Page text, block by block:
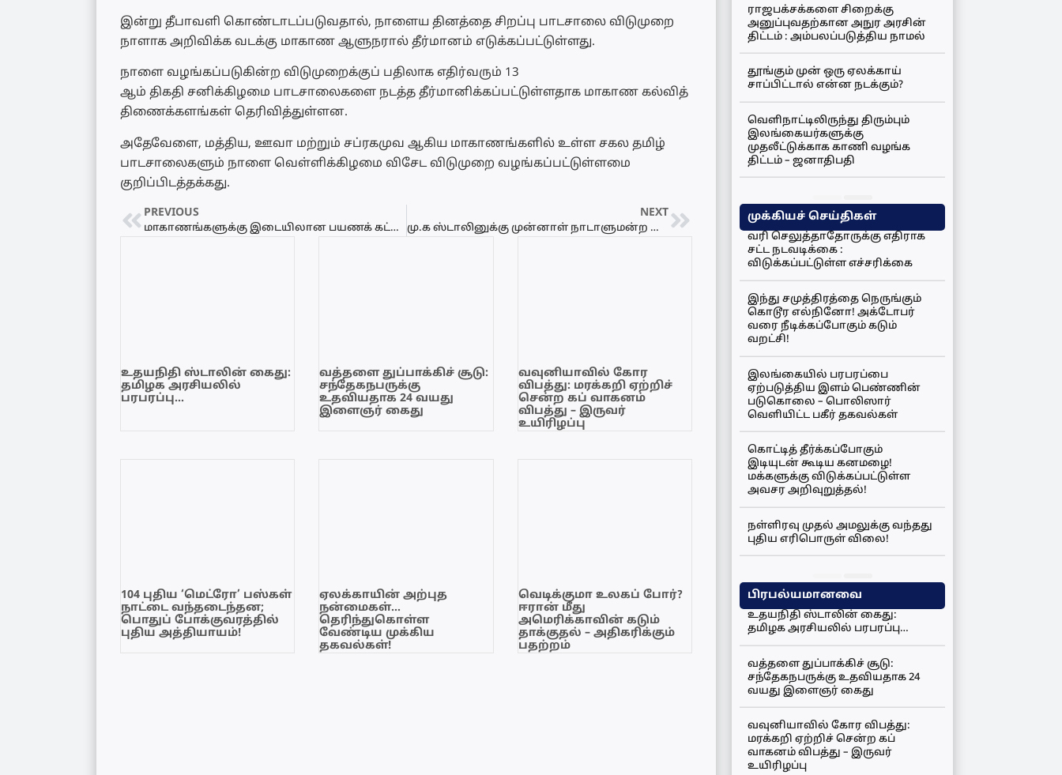
இன்று தீபாவளி கொண்டாடப்படுவதால், நாளைய தினத்தை சிறப்பு பாடசாலை விடுமுறை
நாளாக அறிவிக்க வடக்கு மாகாண ஆளுநரால் தீர்மானம் எடுக்கப்பட்டுள்ளது.
நாளை வழங்கப்படுகின்ற விடுமுறைக்குப் பதிலாக எதிர்வரும் 13
ஆம் திகதி சனிக்கிழமை பாடசாலைகளை நடத்த தீர்மானிக்கப்பட்டுள்ளதாக மாகாண கல்வித்
திணைக்களங்கள் தெரிவித்துள்ளன.
அதேவேளை, மத்திய, ஊவா மற்றும் சப்ரகமுவ ஆகிய மாகாணங்களில் உள்ள சகல தமிழ்
பாடசாலைகளும் நாளை வெள்ளிக்கிழமை விசேட விடுமுறை வழங்கப்பட்டுள்ளமை
குறிப்பிடத்தக்கது.
PREVIOUS
மாகாணங்களுக்கு இடையிலான பயணக் கட்டுப்பாட்டு நீக்கப்பட்டது!
NEXT
மு.க ஸ்டாலினுக்கு முன்னாள் நாடாளுமன்ற உறுப்பினர் ஸ்ரீகாந்தா கடிதம்…
உதயநிதி ஸ்டாலின் கைது:
தமிழக அரசியலில்
பரபரப்பு…
வத்தளை துப்பாக்கிச் சூடு:
சந்தேகநபருக்கு
உதவியதாக 24 வயது
இளைஞர் கைது
வவுனியாவில் கோர
விபத்து: மரக்கறி ஏற்றிச்
சென்ற கப் வாகனம்
விபத்து – இருவர்
உயிரிழப்பு
104 புதிய ‘மெட்ரோ’ பஸ்கள்
நாட்டை வந்தடைந்தன;
பொதுப் போக்குவரத்தில்
புதிய அத்தியாயம்!
ஏலக்காயின் அற்புத
நன்மைகள்…
தெரிந்துகொள்ள
வேண்டிய முக்கிய
தகவல்கள்!
வெடிக்குமா உலகப் போர்?
ஈரான் மீது
அமெரிக்காவின் கடும்
தாக்குதல் – அதிகரிக்கும்
பதற்றம்
ராஜபக்சக்களை சிறைக்கு
அனுப்புவதற்கான அநுர அரசின்
திட்டம் : அம்பலப்படுத்திய நாமல்
தூங்கும் முன் ஒரு ஏலக்காய்
சாப்பிட்டால் என்ன நடக்கும்?
வெளிநாட்டிலிருந்து திரும்பும்
இலங்கையர்களுக்கு
முதலீட்டுக்காக காணி வழங்க
திட்டம் – ஜனாதிபதி
முக்கியச் செய்திகள்
வரி செலுத்தாதோருக்கு எதிராக
சட்ட நடவடிக்கை :
விடுக்கப்பட்டுள்ள எச்சரிக்கை
இந்து சமுத்திரத்தை நெருங்கும்
கொடூர எல்நினோ! அக்டோபர்
வரை நீடிக்கப்போகும் கடும்
வறட்சி!
இலங்கையில் பரபரப்பை
ஏற்படுத்திய இளம் பெண்ணின்
படுகொலை – பொலிஸார்
வெளியிட்ட பகீர் தகவல்கள்
கொட்டித் தீர்க்கப்போகும்
இடியுடன் கூடிய கனமழை!
மக்களுக்கு விடுக்கப்பட்டுள்ள
அவசர அறிவுறுத்தல்!
நள்ளிரவு முதல் அமலுக்கு வந்தது
புதிய எரிபொருள் விலை!
பிரபல்யமானவை
உதயநிதி ஸ்டாலின் கைது:
தமிழக அரசியலில் பரபரப்பு…
வத்தளை துப்பாக்கிச் சூடு:
சந்தேகநபருக்கு உதவியதாக 24
வயது இளைஞர் கைது
வவுனியாவில் கோர விபத்து:
மரக்கறி ஏற்றிச் சென்ற கப்
வாகனம் விபத்து – இருவர்
உயிரிழப்பு